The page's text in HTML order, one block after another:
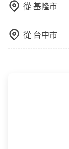
從基隆市
從 台中市